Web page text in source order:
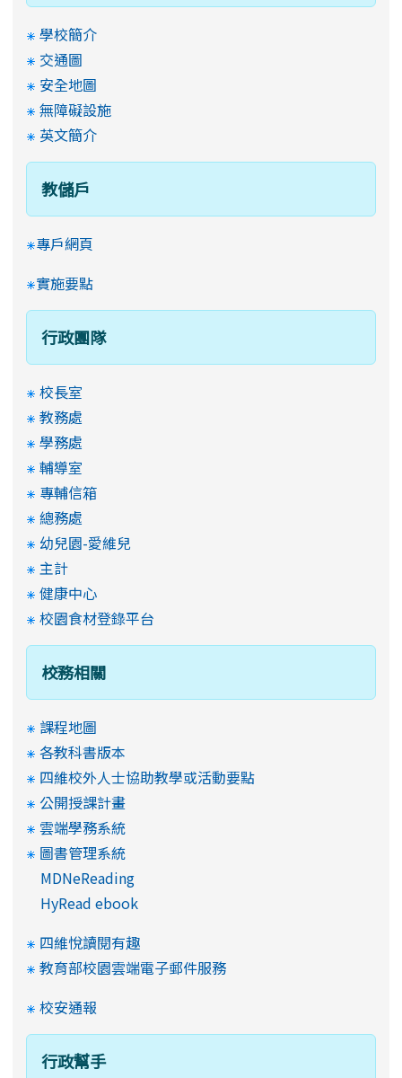
學校簡介
交通圖
安全地圖
無障礙設施
英文簡介
教儲戶
專戶網頁
實施要點
行政團隊
校長室
教務處
學務處
輔導室
專輔信箱
總務處
幼兒園-愛維兒
主計
健康中心
校園食材登錄平台
校務相關
課程地圖
各教科書版本
四維校外人士協助教學或活動要點
公開授課計畫
雲端學務系統
圖書管理系統
MDNeReading
HyRead ebook
四維悅讀閱有趣
教育部校園雲端電子郵件服務
校安通報
行政幫手